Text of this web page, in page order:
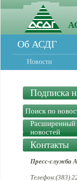
Об АСДГ
Новости
Подписка
Расширенный
новостей
Контакты
Пресс-служба
Телефон:(383)